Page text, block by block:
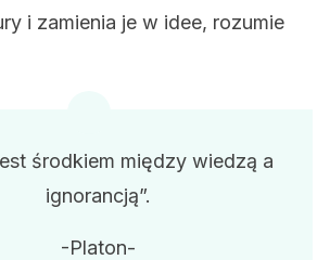
i zamienia je w idee, rozumie
środkiem między wiedzą a
ignorancją”.
-Platon-